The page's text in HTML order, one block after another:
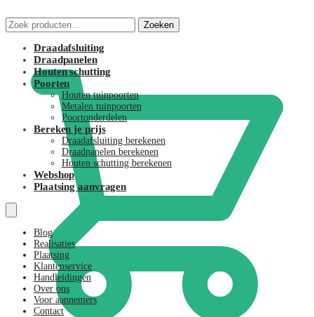
Zoeken
naar:
Zoeken
Zoeken
naar:
Zoeken
Draadafsluiting
Draadpanelen
Houten schutting
Poorten
Houten tuinpoorten
Metalen tuinpoorten
Poortonderdelen
Bereken je prijs
Draadafsluiting berekenen
Draadpanelen berekenen
Houten schutting berekenen
Webshop
Plaatsing aanvragen
Blog
Realisaties
Plaatsing
Klantenservice
Handleidingen
Over ons
Voor aannemers
Contact